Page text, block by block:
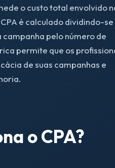
o custo total envolvido
é calculado dividindo-se
pelo número de
permite que os
de suas campanhas e
o CPA?